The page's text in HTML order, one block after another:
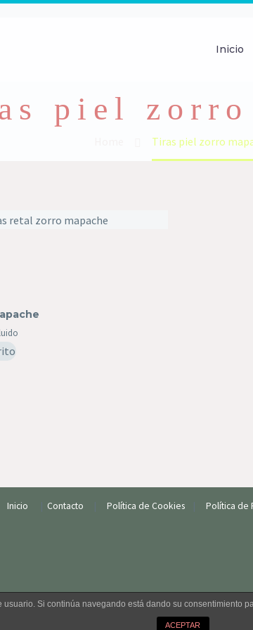
Inicio
piel zorro
Tiras piel zorro
Inicio | Contacto | Política de Cookies | Política de
Si continúa navegando está dando su consentimiento
ACEPTAR